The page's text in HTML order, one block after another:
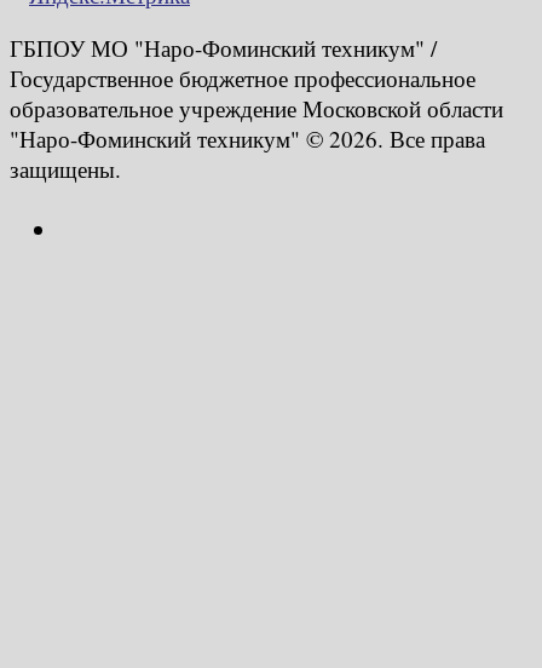
ГБПОУ МО "Наро-Фоминский техникум" /
Государственное бюджетное профессиональное
образовательное учреждение Московской области
"Наро-Фоминский техникум" © 2026. Все права
защищены.